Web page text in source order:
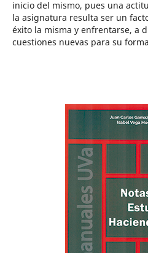
inicio del mismo, pues una
la asignatura resulta ser un
éxito la misma y enfrentarse, a
cuestiones nuevas para su